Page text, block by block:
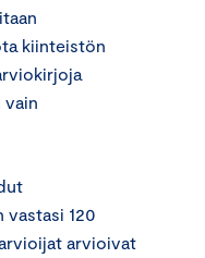
kiinteistön
vain
120
arvioivat